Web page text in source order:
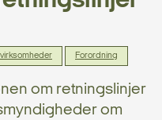
Forordning
om retningslinjer
om